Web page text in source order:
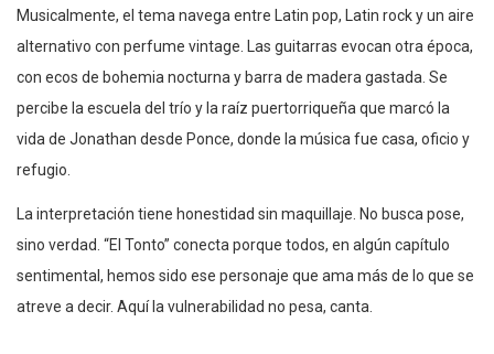
Musicalmente, el tema navega entre Latin pop, Latin rock y un aire
alternativo con perfume vintage. Las guitarras evocan otra época,
con ecos de bohemia nocturna y barra de madera gastada. Se
percibe la escuela del trío y la raíz puertorriqueña que marcó la
vida de Jonathan desde Ponce, donde la música fue casa, oficio y
refugio.
La interpretación tiene honestidad sin maquillaje. No busca pose,
sino verdad. “El Tonto” conecta porque todos, en algún capítulo
sentimental, hemos sido ese personaje que ama más de lo que se
atreve a decir. Aquí la vulnerabilidad no pesa, canta.